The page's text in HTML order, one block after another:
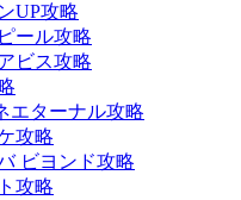
UP攻略
ール攻略
ビス攻略
エターナル攻略
攻略
ビヨンド攻略
攻略